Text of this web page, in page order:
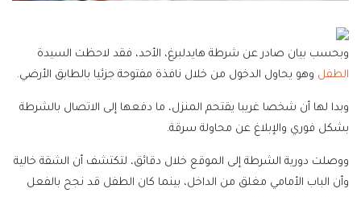
وبحسب بيان صادر عن شرطة هايدلبرغ، الأحد، فقد لاحظت السيدة
الطفل وهو يحاول الدخول من خلال نافذة مفتوحة جزئيا بالطابق الأرضي.
وبدا لها أن شخصا غريبا يقتحم المنزل، ما دفعها إلى الاتصال بالشرطة
بشكل فوري والإبلاغ عن محاولة سرقة.
ووصلت دورية الشرطة إلى الموقع خلال دقائق، لتكتشف أن الشقة خالية
وأن الباب الأمامي مغلق من الداخل، بينما كان الطفل قد نجح بالفعل